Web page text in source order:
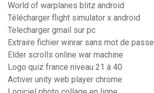
World of warplanes blitz android
Télécharger flight simulator x android
Telecharger gmail sur pc
Extraire fichier winrar sans mot de passe
Elder scrolls online war machine
Logo quiz france niveau 21 à 40
Activer unity web player chrome